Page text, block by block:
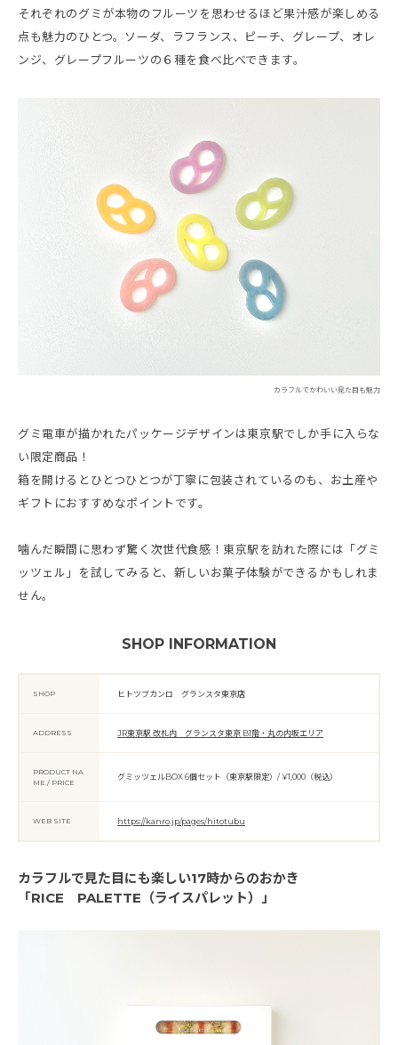
それぞれのグミが本物のフルーツを思わせるほど果汁感が楽しめる
点も魅力のひとつ。ソーダ、ラフランス、ピーチ、グレープ、オレ
ンジ、グレープフルーツの６種を食べ比べできます。
カラフルでかわいい見た目も魅力
グミ電車が描かれたパッケージデザインは東京駅でしか手に入らな
い限定商品！
箱を開けるとひとつひとつが丁寧に包装されているのも、お土産や
ギフトにおすすめなポイントです。
噛んだ瞬間に思わず驚く次世代食感！東京駅を訪れた際には「グミ
ッツェル」を試してみると、新しいお菓子体験ができるかもしれま
せん。
SHOP INFORMATION
SHOP ヒトツブカンロ グランスタ東京店
ADDRESS JR東京駅 改札内 グランスタ東京 B1階・丸の内坂エリア
PRODUCT NA
ME / PRICE
グミッツェルBOX 6個セット（東京駅限定）/ ¥1,000（税込）
WEB SITE https://kanro.jp/pages/hitotubu
カラフルで見た目にも楽しい17時からのおかき
「RICE PALETTE（ライスパレット）」